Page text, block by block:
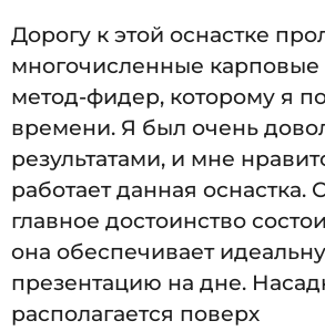
Дорогу к этой оснастке
многочисленные
метод-фидер, которому я
времени. Я был очень
результатами, и мне
работает данная оснастка.
главное достоинство
она обеспечивает
презентацию на дне.
располагается поверх